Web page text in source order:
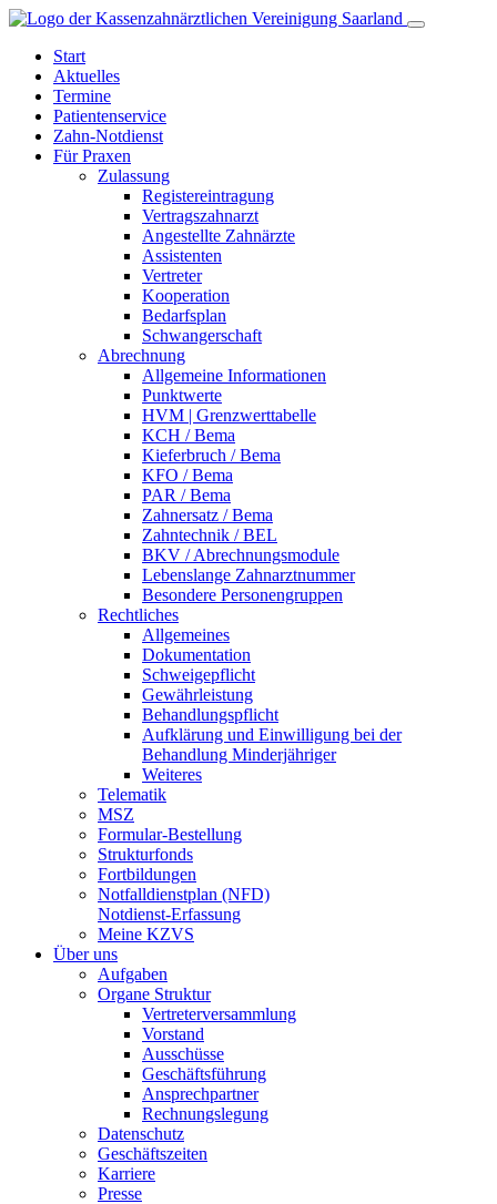
Start
Aktuelles
Termine
Patientenservice
Zahn-Notdienst
Für Praxen
Zulassung
Registereintragung
Vertragszahnarzt
Angestellte Zahnärzte
Assistenten
Vertreter
Kooperation
Bedarfsplan
Schwangerschaft
Abrechnung
Allgemeine Informationen
Punktwerte
HVM | Grenzwerttabelle
KCH / Bema
Kieferbruch / Bema
KFO / Bema
PAR / Bema
Zahnersatz / Bema
Zahntechnik / BEL
BKV / Abrechnungsmodule
Lebenslange Zahnarztnummer
Besondere Personengruppen
Rechtliches
Allgemeines
Dokumentation
Schweigepflicht
Gewährleistung
Behandlungspflicht
Aufklärung und Einwilligung bei der
Behandlung Minderjähriger
Weiteres
Telematik
MSZ
Formular-Bestellung
Strukturfonds
Fortbildungen
Notfalldienstplan (NFD)
Notdienst-Erfassung
Meine KZVS
Über uns
Aufgaben
Organe Struktur
Vertreterversammlung
Vorstand
Ausschüsse
Geschäftsführung
Ansprechpartner
Rechnungslegung
Datenschutz
Geschäftszeiten
Karriere
Presse